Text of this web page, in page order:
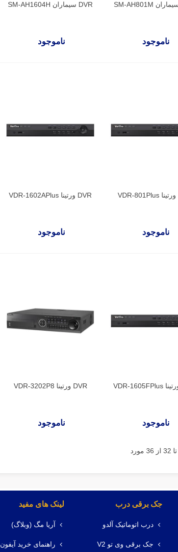
ناموجود
DVR سیماران SM-AH1604H
ناموجود
ناموجود
DVR ورتینا VDR-1602APlus
ناموجود
ناموجود
DVR ورتینا VDR-3202P8
ناموجود
جک برقی درب
درب اتوماتیک آلدو
جک برقی وی تو V2
لینک های مفید
آریا مگ (وبلاگ)
راهنمای خرید آیفون